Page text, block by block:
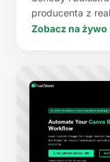
producenta z
Zobacz na